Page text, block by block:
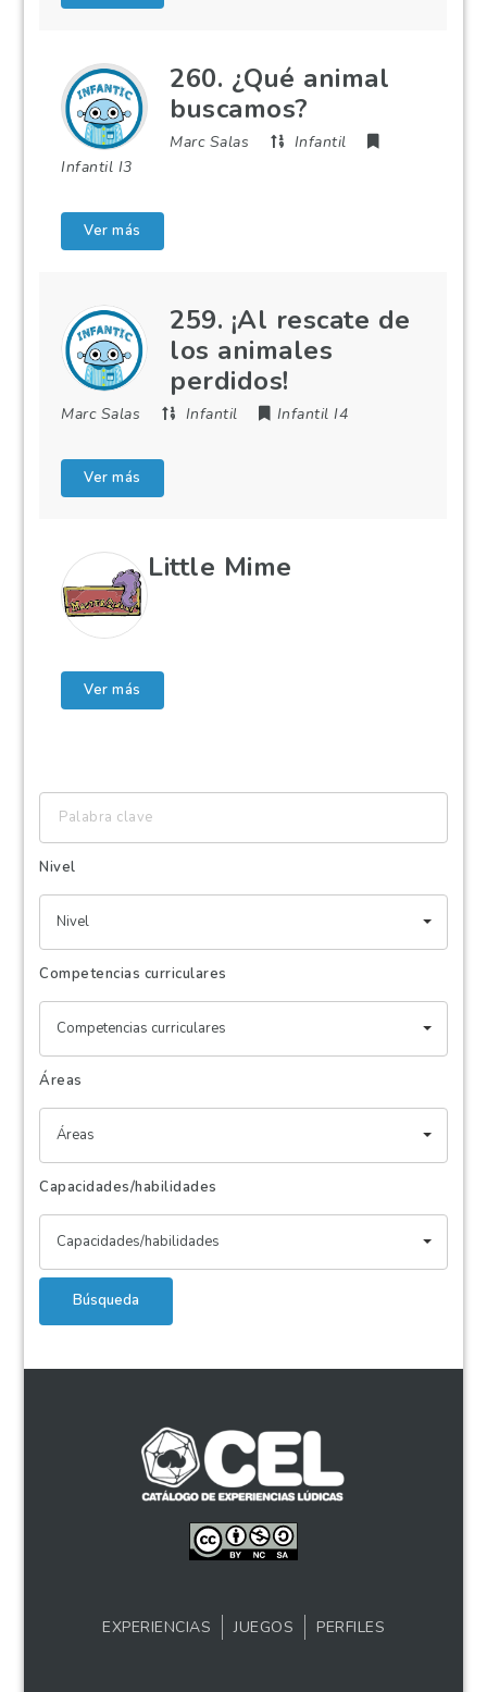
260. ¿Qué animal
buscamos?
Marc Salas
Infantil
Infantil I3
Ver más
259. ¡Al rescate de
los animales
perdidos!
Marc Salas Infantil Infantil I4
Ver más
Little Mime
Ver más
clave
Nivel
Nivel
Competencias curriculares
Competencias curriculares
Áreas
Áreas
Capacidades/habilidades
Capacidades/habilidades
Búsqueda
EXPERIENCIAS JUEGOS PERFILES